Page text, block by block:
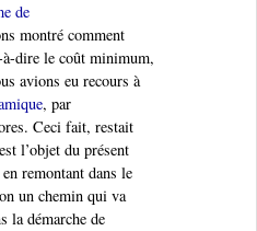
de
montré comment
dire le coût minimum,
avions eu recours à
, par
Ceci fait, restait
l’objet du présent
remontant dans le
un chemin qui va
la démarche de